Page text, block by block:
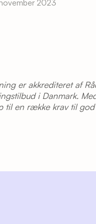
2023
er akkrediteret af
i Danmark.
til en række krav til